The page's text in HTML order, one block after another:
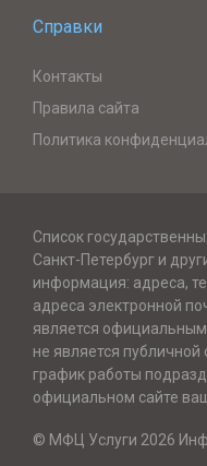
Справки
Контакты
Правила сайта
Политика
Список
Санкт-Петербург и
информация: адреса,
адреса электронной
является
не является
график работы
официальном сайте
© МФЦ Услуги 2026